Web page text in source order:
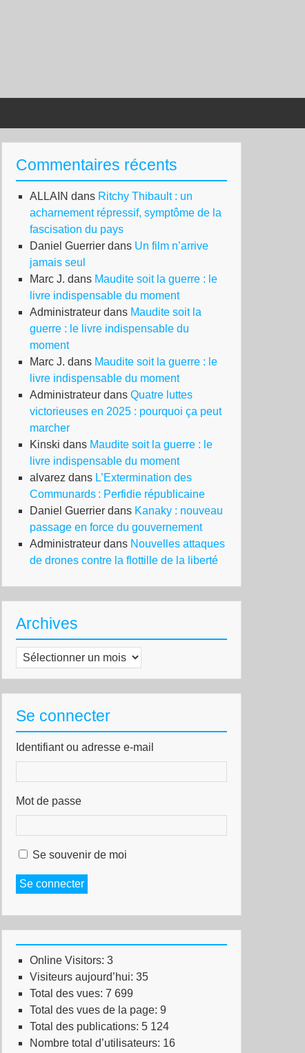
Commentaires récents
ALLAIN dans Ritchy Thibault : un
acharnement répressif, symptôme de la
fascisation du pays
Daniel Guerrier dans Un film n’arrive
jamais seul
Marc J. dans Maudite soit la guerre : le
livre indispensable du moment
Administrateur dans Maudite soit la
guerre : le livre indispensable du
moment
Marc J. dans Maudite soit la guerre : le
livre indispensable du moment
Administrateur dans Quatre luttes
victorieuses en 2025 : pourquoi ça peut
marcher
Kinski dans Maudite soit la guerre : le
livre indispensable du moment
alvarez dans L’Extermination des
Communards : Perfidie républicaine
Daniel Guerrier dans Kanaky : nouveau
passage en force du gouvernement
Administrateur dans Nouvelles attaques
de drones contre la flottille de la liberté
Archives
Archives
Se connecter
Identifiant ou adresse e-mail
Mot de passe
Se souvenir de moi
Se connecter
Online Visitors: 3
Visiteurs aujourd’hui: 35
Total des vues: 7 699
Total des vues de la page: 9
Total des publications: 5 124
Nombre total d’utilisateurs: 16